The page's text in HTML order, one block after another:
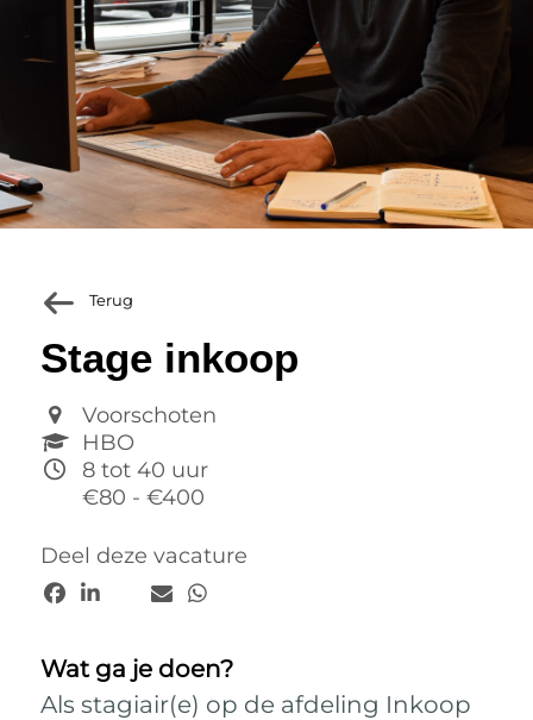
Terug
Stage inkoop
Voorschoten
HBO
8 tot 40 uur
€80 - €400
Deel deze vacature
Wat ga je doen?
Als stagiair(e) op de afdeling Inkoop